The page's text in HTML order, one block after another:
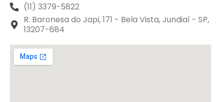
(11) 3379-5822
R. Baronesa do Japi, 171 - Bela Vista, Jundiaí - SP,
13207-684